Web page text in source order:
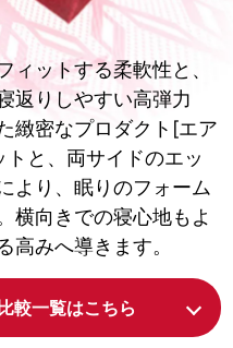
ィットする柔軟性と、
返りしやすい高弾力
緻密なプロダクト[エア
と、両サイドのエッ
より、眠りのフォーム
横向きでの寝心地もよ
高みへ導きます。
較一覧はこちら